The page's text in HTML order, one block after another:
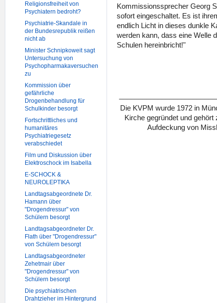
Religionsfreiheit von
Psychiatern bedroht?
Psychiatrie-Skandale in
der Bundesrepublik reißen
nicht ab
Minister Schnipkoweit sagt
Untersuchung von
Psychopharmakaversuchen
zu
Kommission über
gefährliche
Drogenbehandlung für
Schulkinder besorgt
Fortschrittliches und
humanitäres
Psychiatriegesetz
verabschiedet
Film und Diskussion über
Elektroschock im Isabella
E-SCHOCK &
NEUROLEPTIKA
Landtagsabgeordnete Dr.
Hamann über
"Drogendressur" von
Schülern besorgt
Landtagsabgeordneter Dr.
Flath über "Drogendressur"
von Schülern besorgt
Landtagsabgeordneter
Zehetmair über
"Drogendressur" von
Schülern besorgt
Die psychiatrischen
Drahtzieher im Hintergrund
Kommissionssprecher Georg
sofort eingeschaltet. Es ist
endlich Licht in dieses dunkle
werden kann, dass eine Welle
Schulen hereinbricht!"
Die KVPM wurde 1972 in
Kirche gegründet und
Aufdeckung von